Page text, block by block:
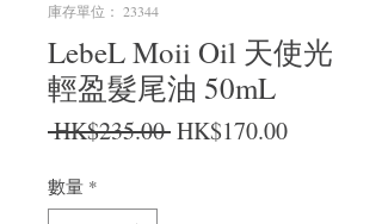
庫存單位： 23344
LebeL Moii Oil 天使光
輕盈髮尾油 50mL
HK$235.00 一般價格
HK$170.00促銷價格
數量 *